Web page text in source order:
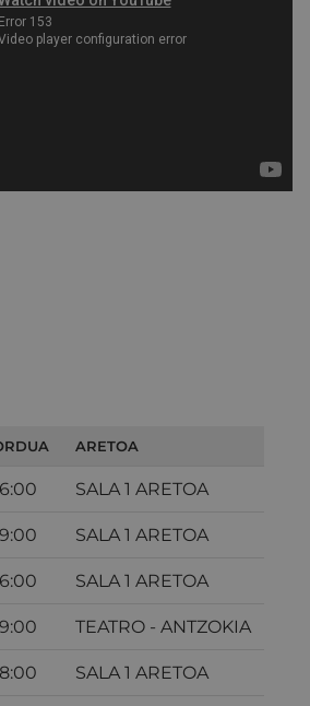
ARETOA
SALA 1 ARETOA
SALA 1 ARETOA
SALA 1 ARETOA
TEATRO - ANTZOKIA
SALA 1 ARETOA